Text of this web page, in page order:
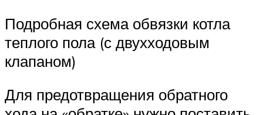
Подробная схема обвязки котла
теплого пола (с двухходовым
клапаном)
Для предотвращения обратного